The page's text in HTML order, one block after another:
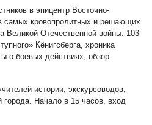
в эпицентр Восточно-
самых кровопролитных и решающих
Великой Отечественной войны. 103
Кёнигсберга, хроника
о боевых действиях, обзор
истории, экскурсоводов,
города. Начало в 15 часов, вход